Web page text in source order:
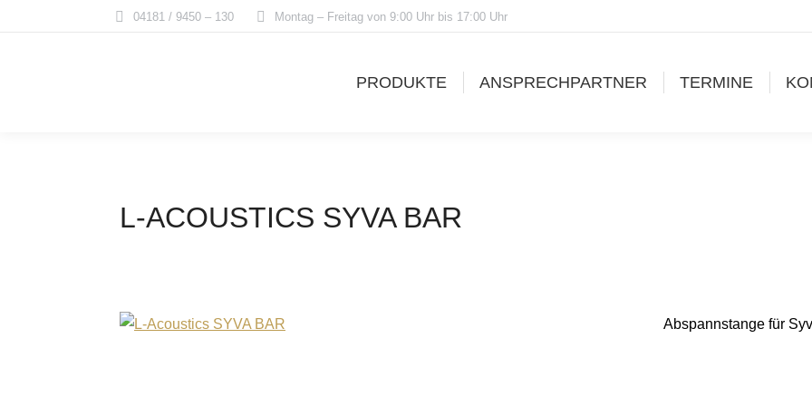
04181 / 9450 – 130 Montag – Freitag von 9:00 Uhr bis 17:00 Uhr
PRODUKTE ANSPRECHPARTNER TERMINE
L-ACOUSTICS SYVA BAR
Abspannstange für